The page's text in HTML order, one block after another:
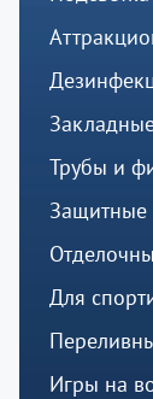
Трубы и
Защитные
Для
Игры на